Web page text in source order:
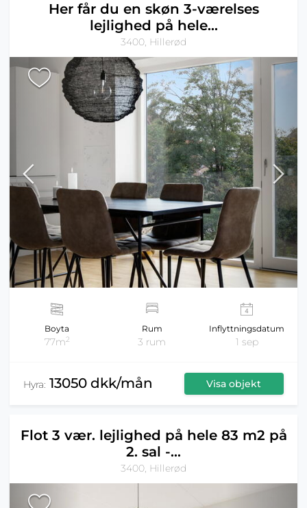
Her får du en skøn 3-værelses
lejlighed på hele...
3400, Hillerød
Boyta
77m2
Rum
3 rum
Inflyttningsdatum
1 sep
Hyra: 13050 dkk/mån Visa objekt
Flot 3 vær. lejlighed på hele 83 m2 på
2. sal -...
3400, Hillerød